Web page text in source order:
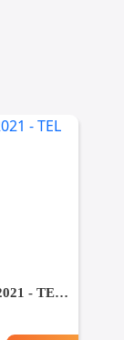
JEEP RENEGADE LIMITED 2021 - TEL 98479647